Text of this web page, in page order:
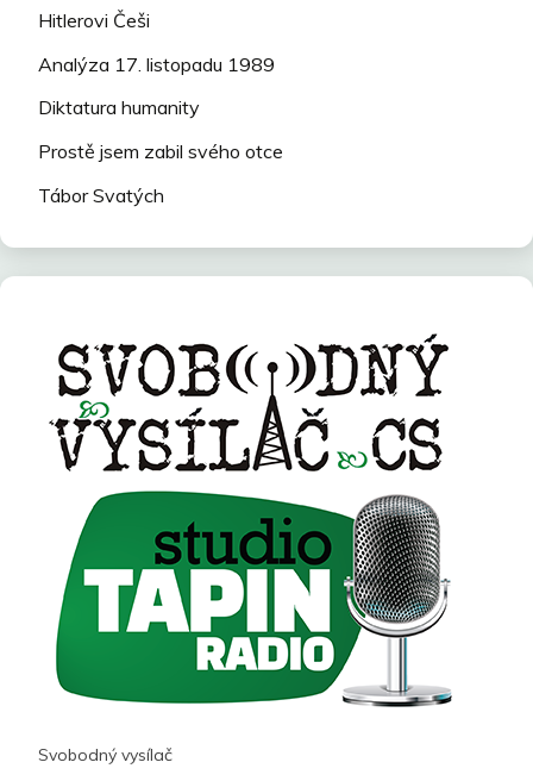
Hitlerovi Češi
Analýza 17. listopadu 1989
Diktatura humanity
Prostě jsem zabil svého otce
Tábor Svatých
Svobodný vysílač